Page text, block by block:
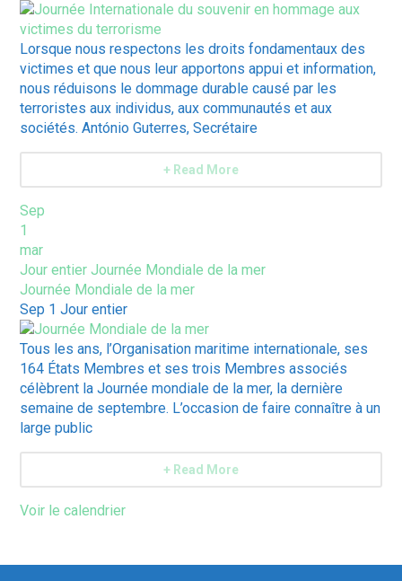
Lorsque nous respectons les droits fondamentaux des
victimes et que nous leur apportons appui et information,
nous réduisons le dommage durable causé par les
terroristes aux individus, aux communautés et aux
sociétés. António Guterres, Secrétaire
+ Read More
Sep
1
mar
Jour entierJournée Mondiale de la mer
Journée Mondiale de la mer
Sep 1Jour entier
Tous les ans, l’Organisation maritime internationale, ses
164 États Membres et ses trois Membres associés
célèbrent la Journée mondiale de la mer, la dernière
semaine de septembre. L’occasion de faire connaître à un
large public
+ Read More
Voir le calendrier